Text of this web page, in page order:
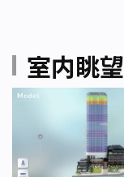
室内眺望